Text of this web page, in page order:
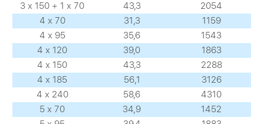
3 х 150 + 1 х 70
43,3
2054
4 х 70
31,3
1159
4 х 95
35,6
1543
4 х 120
39,0
1863
4 х 150
43,3
2288
4 х 185
56,1
3126
4 х 240
58,6
4310
5 х 70
34,9
1452